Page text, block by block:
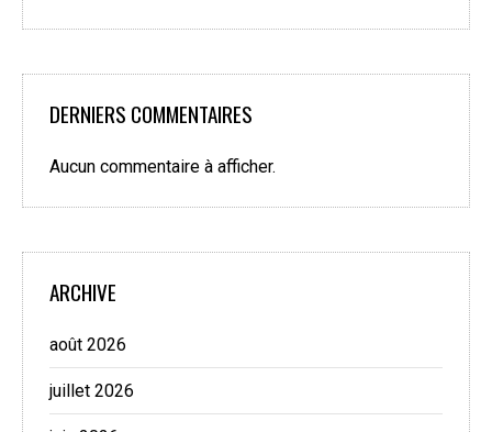
DERNIERS COMMENTAIRES
Aucun commentaire à afficher.
ARCHIVE
août 2026
juillet 2026